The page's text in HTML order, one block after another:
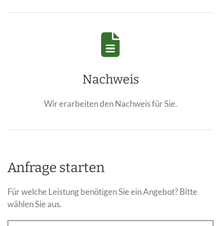
Nachweis
Wir erarbeiten den Nachweis für Sie.
Anfrage starten
Für welche Leistung benötigen Sie ein Angebot? Bitte
wählen Sie aus.